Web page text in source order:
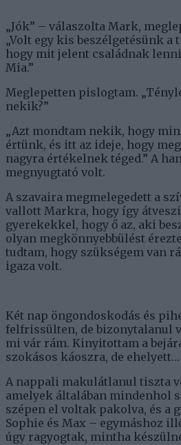
„Jók” – válaszolta Mark,
„Volt egy kis beszélgetésünk
hogy mit jelent családnak
Mia.”
Meglepetten pislogtam.
nekik?”
„Azt mondtam nekik, hogy
értünk, és itt az ideje, hogy
nagyra értékelnek téged.” A
megnyugtató volt.
A szavaira megmelegedett a
vallott Markra, hogy így átveszi
gyerekekkel, hogy ő az, aki
olyan megkönnyebbülést
tudtam, hogy szükségem van
igaza volt.
Két nap öngondoskodás és
felfrissülten, de bizonytalanul
mi vár rám. Kinyitottam a
szokásos káoszra, de ehelyett…
A nappali makulátlanul tiszta
amelyek általában mindenhol
szépen el voltak pakolva, és a
Sophie és Max – egymáshoz
úgy ragyogtak, mintha